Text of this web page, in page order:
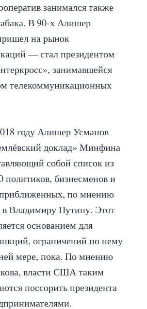
занимался также
В 90-х Алишер
на рынок
— стал президентом
занимавшейся
телекоммуникационных
году Алишер Усманов
доклад» Минфина
собой список из
политиков, бизнесменов и
по мнению
в Владимиру Путину. Этот
основанием для
ограничений по нему
мере, пока. По мнению
власти США таким
поссорить президента